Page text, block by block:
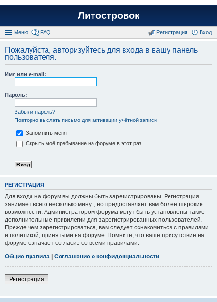
Литостровок
Меню FAQ Вход
Регистрация
Пожалуйста, авторизуйтесь для входа в вашу панель
пользователя.
Имя или e-mail:
Пароль:
Забыли пароль?
Повторно выслать письмо для активации учётной записи
Запомнить меня
Скрыть моё пребывание на форуме в этот раз
РЕГИСТРАЦИЯ
Для входа на форум вы должны быть зарегистрированы. Регистрация
занимает всего несколько минут, но предоставляет вам более широкие
возможности. Администратором форума могут быть установлены также
дополнительные привилегии для зарегистрированных пользователей.
Прежде чем зарегистрироваться, вам следует ознакомиться с правилами
и политикой, принятыми на форуме. Помните, что ваше присутствие на
форуме означает согласие со всеми правилами.
Общие правила | Соглашение о конфиденциальности
Регистрация